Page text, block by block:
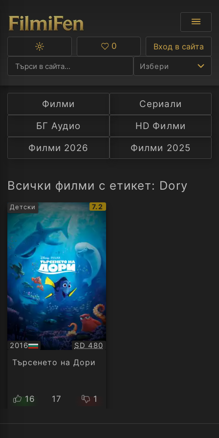
Избери
Ф
С
А
Превключване
тъмна
тема
Любими
0 Вход в сайта
Филми
Сериали
БГ Аудио
HD Филми
Филми 2026
Филми 2025
Всички филми с етикет: Dory
Детски
IMDb
рейтинг:
7.2
2016
БГ
аудио
Качество:
SD 480
Търсенето на Дори
16 17 1